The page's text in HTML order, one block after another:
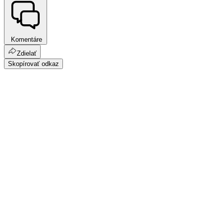
Komentáre
Zdielať
Skopírovať odkaz